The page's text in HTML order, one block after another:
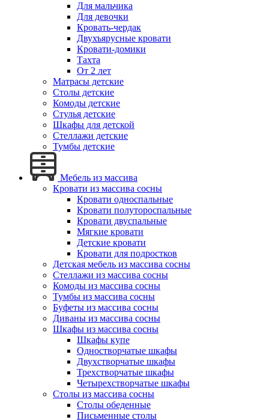
Для мальчика
Для девочки
Кровать-чердак
Двухъярусные кровати
Кровати-домики
Тахта
От 2 лет
Матрасы детские
Столы детские
Комоды детские
Стулья детские
Шкафы для детской
Стеллажи детские
Тумбы детские
Мебель из массива
Кровати из массива сосны
Кровати односпальные
Кровати полутороспальные
Кровати двуспальные
Мягкие кровати
Детские кровати
Кровати для подростков
Детская мебель из массива сосны
Стеллажи из массива сосны
Комоды из массива сосны
Тумбы из массива сосны
Буфеты из массива сосны
Диваны из массива сосны
Шкафы из массива сосны
Шкафы купе
Одностворчатые шкафы
Двухстворчатые шкафы
Трехстворчатые шкафы
Четырехстворчатые шкафы
Столы из массива сосны
Столы обеденные
Письменные столы